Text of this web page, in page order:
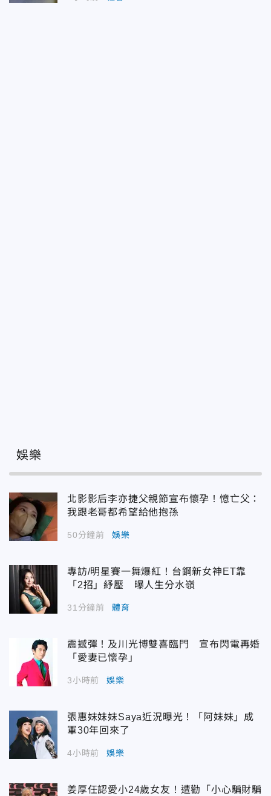
娛樂
北影影后李亦捷父親節宣布懷孕！憶亡父：
我跟老哥都希望給他抱孫
50分鐘前 娛樂
專訪/明星賽一舞爆紅！台鋼新女神ET靠
「2招」紓壓 曝人生分水嶺
31分鐘前 體育
震撼彈！及川光博雙喜臨門 宣布閃電再婚
「愛妻已懷孕」
3小時前 娛樂
張惠妹妹妹Saya近況曝光！「阿妹妹」成
軍30年回來了
4小時前 娛樂
姜厚任認愛小24歲女友！遭勸「小心騙財騙